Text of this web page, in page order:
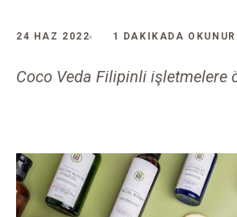
24 HAZ 2022 1 DAKIKADA OKUNUR
Coco Veda Filipinli işletmelere